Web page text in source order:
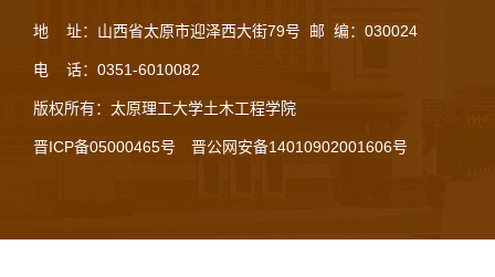
地 址：山西省太原市迎泽西大街79号 邮 编：030024
电 话：0351-6010082
版权所有：太原理工大学土木工程学院
晋ICP备05000465号 晋公网安备14010902001606号